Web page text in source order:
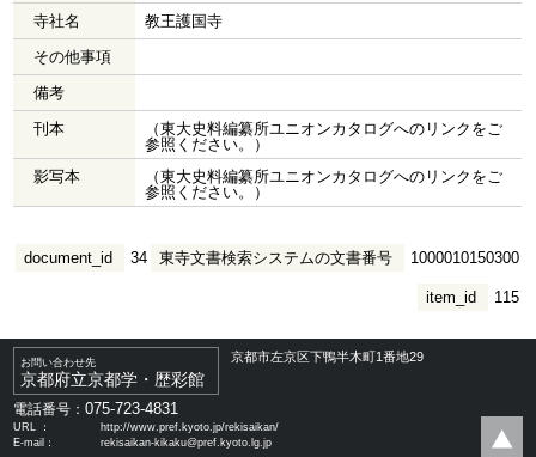
寺社名
教王護国寺
その他事項
備考
刊本
（東大史料編纂所ユニオンカタログへのリンクをご
参照ください。）
影写本
（東大史料編纂所ユニオンカタログへのリンクをご
参照ください。）
東寺文書検索システムの文書番号 1000010150300
document_id 34
item_id 115
お問い合わせ先
京都府立京都学・歴彩館
京都市左京区下鴨半木町1番地29
電話番号：075-723-4831
URL ：
http://www.pref.kyoto.jp/rekisaikan/
E-mail：
rekisaikan-kikaku@pref.kyoto.lg.jp